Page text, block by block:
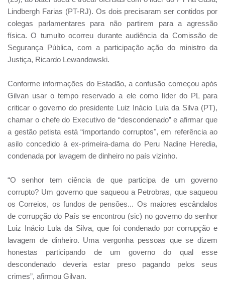
Lindbergh Farias (PT-RJ). Os dois precisaram ser contidos por
colegas parlamentares para não partirem para a agressão
física. O tumulto ocorreu durante audiência da Comissão de
Segurança Pública, com a participação ação do ministro da
Justiça, Ricardo Lewandowski.
Conforme informações do Estadão, a confusão começou após
Gilvan usar o tempo reservado a ele como líder do PL para
criticar o governo do presidente Luiz Inácio Lula da Silva (PT),
chamar o chefe do Executivo de “descondenado” e afirmar que
a gestão petista está “importando corruptos", em referência ao
asilo concedido à ex-primeira-dama do Peru Nadine Heredia,
condenada por lavagem de dinheiro no país vizinho.
“O senhor tem ciência de que participa de um governo
corrupto? Um governo que saqueou a Petrobras, que saqueou
os Correios, os fundos de pensões... Os maiores escândalos
de corrupção do País se encontrou (sic) no governo do senhor
Luiz Inácio Lula da Silva, que foi condenado por corrupção e
lavagem de dinheiro. Uma vergonha pessoas que se dizem
honestas participando de um governo do qual esse
descondenado deveria estar preso pagando pelos seus
crimes”, afirmou Gilvan.